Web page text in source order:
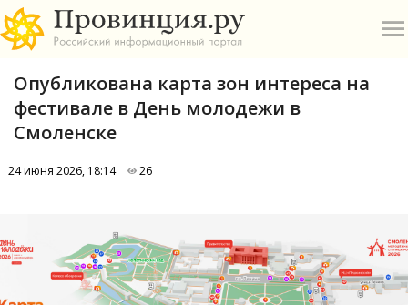
А
Б
П
Опубликована карта зон интереса на
фестивале в День молодежи в
Смоленске
24 июня 2026, 18:14 26